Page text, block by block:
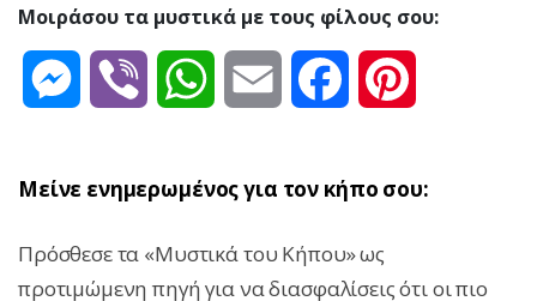
Μοιράσου τα μυστικά με τους φίλους σου:
Messenger
Viber WhatsAppEmail Facebook
Μείνε ενημερωμένος για τον κήπο σου:
Πρόσθεσε τα «Μυστικά του Κήπου» ως
προτιμώμενη πηγή για να διασφαλίσεις ότι οι πιο